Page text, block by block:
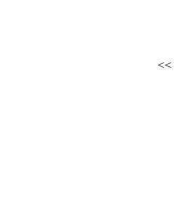
<<